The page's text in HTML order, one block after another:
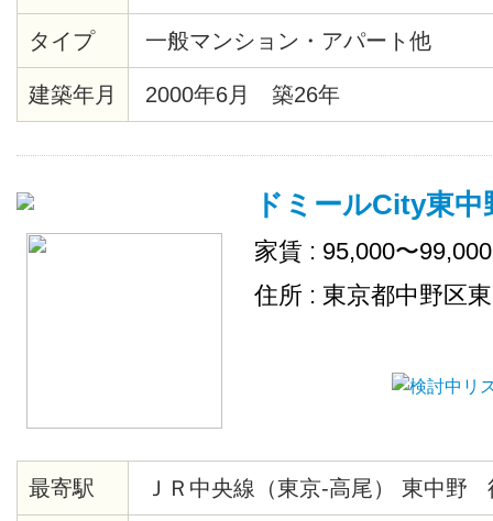
間・熊谷組施土の注文集合住宅・
産新宿グランドタワー等再開発エ
の夜景・2/25までに契約完了の方
ます
タイプ 一般マンション・アパート他
建築年月 2000年6月 築26年
ドミールCity東
家賃 : 95,000〜
住所 : 東京都中野区
最寄駅 ＪＲ中央線（東京-高尾） 東中野